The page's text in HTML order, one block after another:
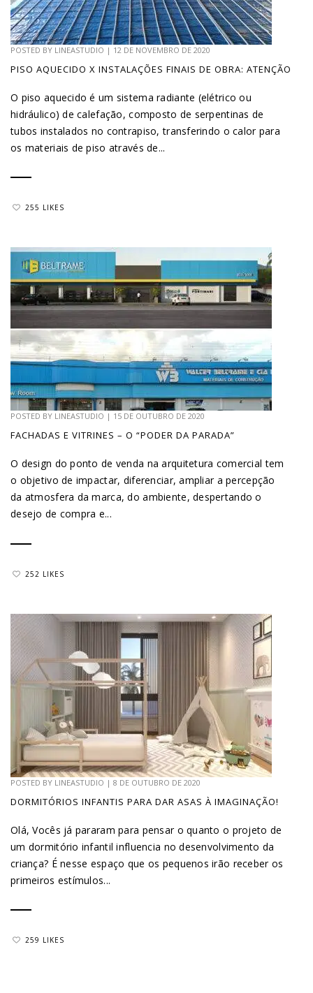
POSTED BY LINEASTUDIO | 12 DE NOVEMBRO DE 2020
PISO AQUECIDO X INSTALAÇÕES FINAIS DE OBRA: ATENÇÃO
O piso aquecido é um sistema radiante (elétrico ou
hidráulico) de calefação, composto de serpentinas de
tubos instalados no contrapiso, transferindo o calor para
os materiais de piso através de...
255 LIKES
POSTED BY LINEASTUDIO | 15 DE OUTUBRO DE 2020
FACHADAS E VITRINES – O “PODER DA PARADA”
O design do ponto de venda na arquitetura comercial tem
o objetivo de impactar, diferenciar, ampliar a percepção
da atmosfera da marca, do ambiente, despertando o
desejo de compra e...
252 LIKES
POSTED BY LINEASTUDIO | 8 DE OUTUBRO DE 2020
DORMITÓRIOS INFANTIS PARA DAR ASAS À IMAGINAÇÃO!
Olá, Vocês já pararam para pensar o quanto o projeto de
um dormitório infantil influencia no desenvolvimento da
criança? É nesse espaço que os pequenos irão receber os
primeiros estímulos...
259 LIKES